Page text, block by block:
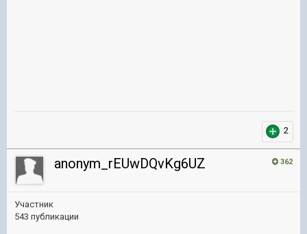
2
362
anonym_rEUwDQvKg6UZ
Участник
543 публикации